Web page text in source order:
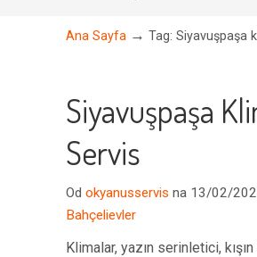
Ana Sayfa → Tag: Siyavuşpaşa
Siyavuşpaşa
Servis
Od okyanusservis na 13/02/
Bahçelievler
Klimalar, yazın serinletici, kışın